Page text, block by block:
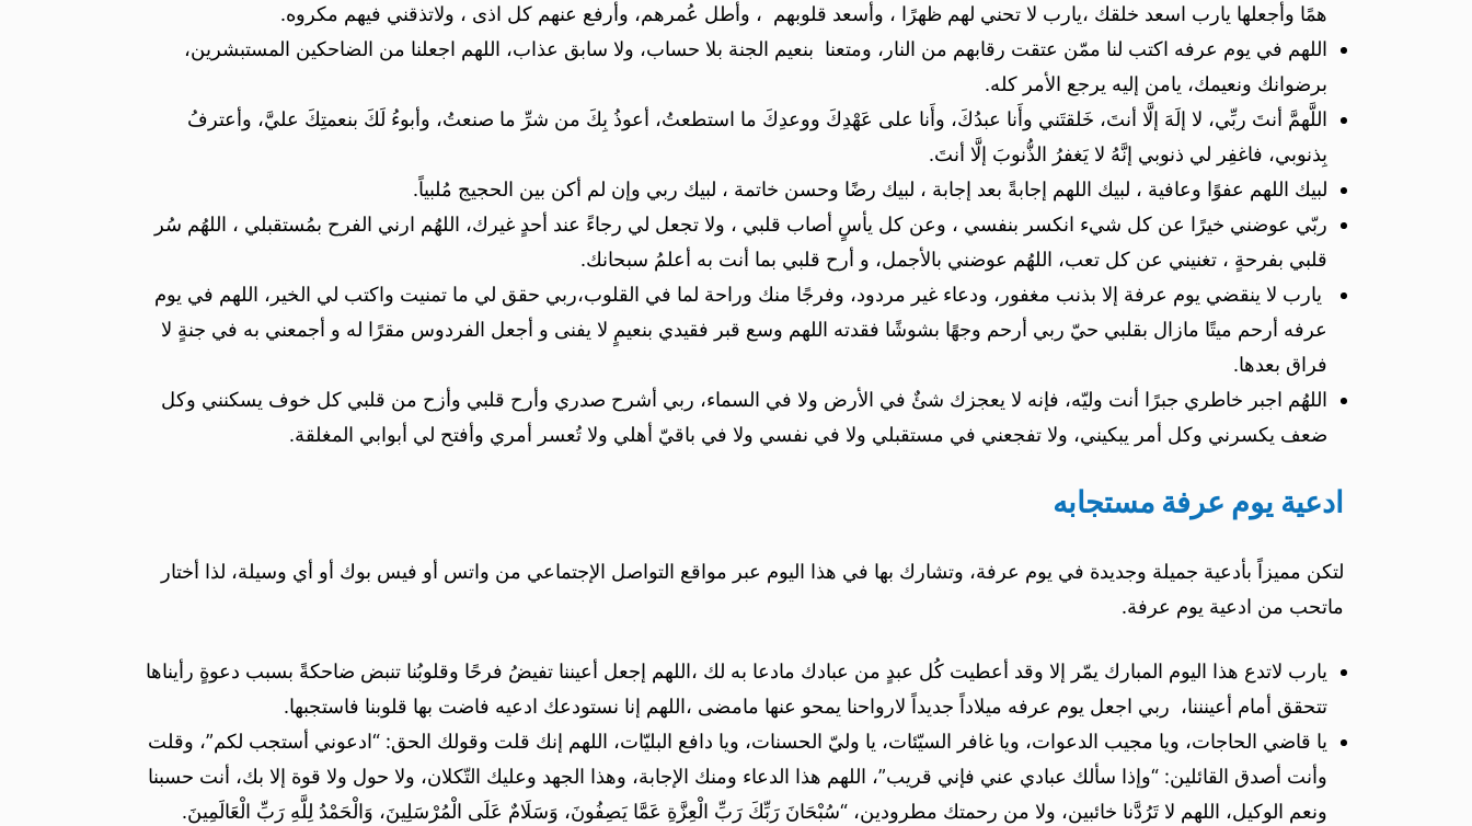
همًا وأجعلها يارب اسعد خلقك ،يارب لا تحني لهم ظهرًا ، وأسعد قلوبهم ، وأطل عُمرهم، وأرفع عنهم كل اذى ، ولاتذقني فيهم مكروه.
اللهم في يوم عرفه اكتب لنا ممّن عتقت رقابهم من النار، ومتعنا بنعيم الجنة بلا حساب، ولا سابق عذاب، اللهم اجعلنا من الضاحكين المستبشرين،
برضوانك ونعيمك، يامن إليه يرجع الأمر كله.
اللَّهمَّ أنتَ ربِّي، لا إلَهَ إلَّا أنتَ، خَلقتَني وأَنا عبدُكَ، وأَنا على عَهْدِكَ ووعدِكَ ما استطعتُ، أعوذُ بِكَ من شرِّ ما صنعتُ، وأبوءُ لَكَ بنعمتِكَ عليَّ، وأعترفُ
بِذنوبي، فاغفِر لي ذنوبي إنَّهُ لا يَغفرُ الذُّنوبَ إلَّا أنتَ.
لبيك اللهم عفوًا وعافية ، لبيك اللهم إجابةً بعد إجابة ، لبيك رضًا وحسن خاتمة ، لبيك ربي وإن لم أكن بين الحجيج مُلبياً.
ربّي عوضني خيرًا عن كل شيء انكسر بنفسي ، وعن كل يأسٍ أصاب قلبي ، ولا تجعل لي رجاءً عند أحدٍ غيرك، اللهُم ارني الفرح بمُستقبلي ، اللهُم سُر
قلبي بفرحةٍ ، تغنيني عن كل تعب، اللهُم عوضني بالأجمل، و أرح قلبي بما أنت به أعلمُ سبحانك.
يارب لا ينقضي يوم عرفة إلا بذنب مغفور، ودعاء غير مردود، وفرجًا منك وراحة لما في القلوب،ربي حقق لي ما تمنيت واكتب لي الخير، اللهم في يوم
عرفه أرحم ميتًا مازال بقلبي حيّ ربي أرحم وجهًا بشوشًا فقدته اللهم وسع قبر فقيدي بنعيمٍ لا يفنى و أجعل الفردوس مقرًا له و أجمعني به في جنةٍ لا
فراق بعدها.
اللهُم اجبر خاطري جبرًا أنت وليّه، فإنه لا يعجزك شئٌ في الأرض ولا في السماء، ربي أشرح صدري وأرح قلبي وأزح من قلبي كل خوف يسكنني وكل
ضعف يكسرني وكل أمر يبكيني، ولا تفجعني في مستقبلي ولا في نفسي ولا في باقيّ أهلي ولا تُعسر أمري وأفتح لي أبوابي المغلقة.
ادعية يوم عرفة مستجابه
لتكن مميزاً بأدعية جميلة وجديدة في يوم عرفة، وتشارك بها في هذا اليوم عبر مواقع التواصل الإجتماعي من واتس أو فيس بوك أو أي وسيلة، لذا أختار
ماتحب من ادعية يوم عرفة.
يارب لاتدع هذا اليوم المبارك يمّر إلا وقد أعطيت كُل عبدٍ من عبادك مادعا به لك ،اللهم إجعل أعيننا تفيضُ فرحًا وقلوبُنا تنبض ضاحكةً بسبب دعوةٍ رأيناها
تتحقق أمام أعينننا، ربي اجعل يوم عرفه ميلاداً جديداً لارواحنا يمحو عنها مامضى ،اللهم إنا نستودعك ادعيه فاضت بها قلوبنا فاستجبها.
يا قاضي الحاجات، ويا مجيب الدعوات، ويا غافر السيّئات، يا وليّ الحسنات، ويا دافع البليّات، اللهم إنك قلت وقولك الحق: “ادعوني أستجب لكم”، وقلت
وأنت أصدق القائلين: “وإذا سألك عبادي عني فإني قريب”، اللهم هذا الدعاء ومنك الإجابة، وهذا الجهد وعليك التّكلان، ولا حول ولا قوة إلا بك، أنت حسبنا
ونعم الوكيل، اللهم لا تَرُدَّنا خائبين، ولا من رحمتك مطرودين، “سُبْحَانَ رَبِّكَ رَبِّ الْعِزَّةِ عَمَّا يَصِفُونَ، وَسَلَامٌ عَلَى الْمُرْسَلِينَ، وَالْحَمْدُ لِلَّهِ رَبِّ الْعَالَمِينَ.